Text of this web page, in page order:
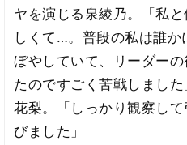
ヤを演じる泉綾乃。「私
しくて…。普段の私は誰か
ぼやしていて、リーダー
たのですごく苦戦しまし
花梨。「しっかり観察し
びました」